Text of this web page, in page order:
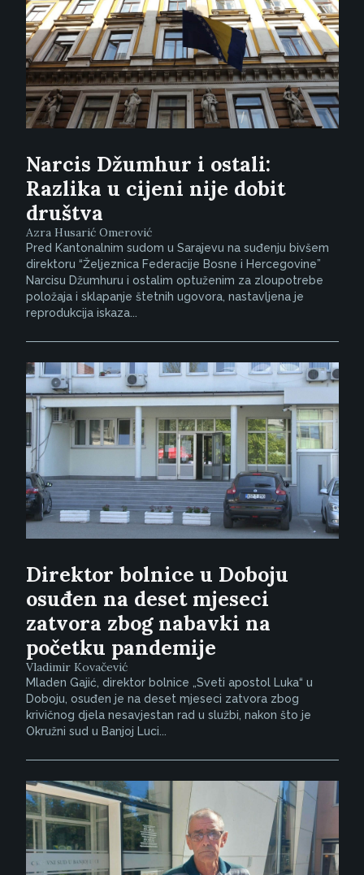
Narcis Džumhur i ostali:
Razlika u cijeni nije dobit
društva
Azra Husarić Omerović
Pred Kantonalnim sudom u Sarajevu na suđenju bivšem
direktoru “Željeznica Federacije Bosne i Hercegovine”
Narcisu Džumhuru i ostalim optuženim za zloupotrebe
položaja i sklapanje štetnih ugovora, nastavljena je
reprodukcija iskaza...
Direktor bolnice u Doboju
osuđen na deset mjeseci
zatvora zbog nabavki na
početku pandemije
Vladimir Kovačević
Mladen Gajić, direktor bolnice „Sveti apostol Luka“ u
Doboju, osuđen je na deset mjeseci zatvora zbog
krivičnog djela nesavjestan rad u službi, nakon što je
Okružni sud u Banjoj Luci...